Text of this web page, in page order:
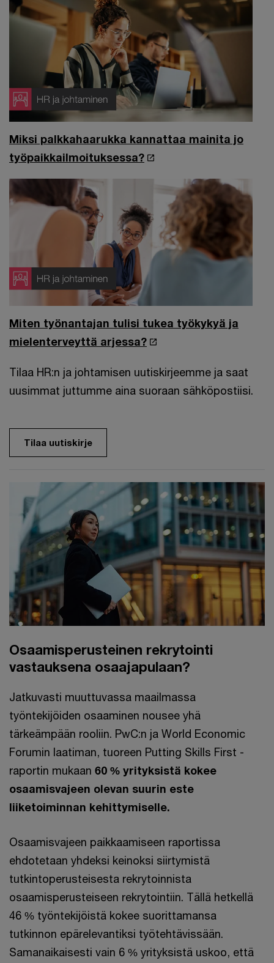
Miksi palkkahaarukka kannattaa mainita jo
työpaikkailmoituksessa?
Miten työnantajan tulisi tukea työkykyä ja
mielenterveyttä arjessa?
Tilaa HR:n ja johtamisen uutiskirjeemme ja saat
uusimmat juttumme aina suoraan sähköpostiisi.
Tilaa uutiskirje
Osaamisperusteinen rekrytointi
vastauksena osaajapulaan?
Jatkuvasti muuttuvassa maailmassa
työntekijöiden osaaminen nousee yhä
tärkeämpään rooliin. PwC:n ja World Economic
Forumin laatiman, tuoreen Putting Skills First -
raportin mukaan 60 % yrityksistä kokee
osaamisvajeen olevan suurin este
liiketoiminnan kehittymiselle.
Osaamisvajeen paikkaamiseen raportissa
ehdotetaan yhdeksi keinoksi siirtymistä
tutkintoperusteisesta rekrytoinnista
osaamisperusteiseen rekrytointiin. Tällä hetkellä
46 % työntekijöistä kokee suorittamansa
tutkinnon epärelevantiksi työtehtävissään.
Samanaikaisesti vain 6 % yrityksistä uskoo, että